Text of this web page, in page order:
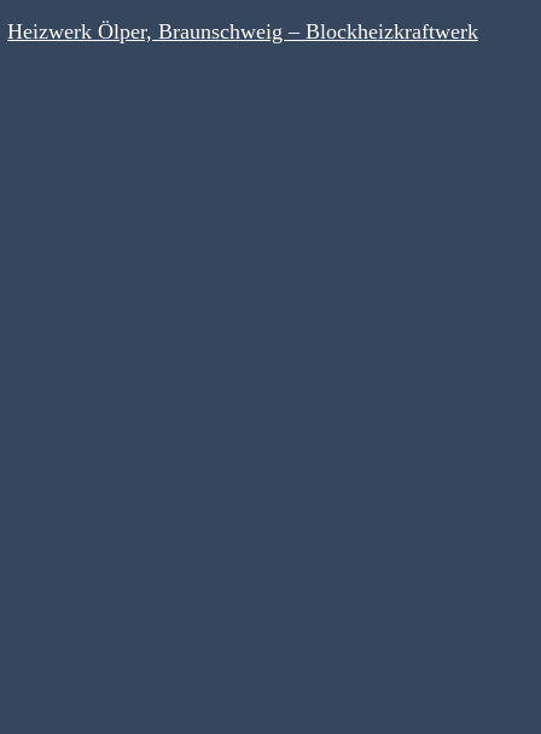
Heizwerk Ölper, Braunschweig – Blockheizkraftwerk